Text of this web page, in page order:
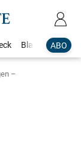
ABO
Blaulicht
–